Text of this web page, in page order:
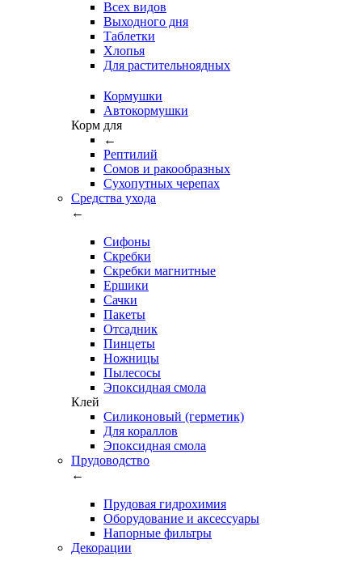
Всех видов
Выходного дня
Таблетки
Хлопья
Для растительноядных
Кормушки
Автокормушки
Корм для
←
Рептилий
Сомов и ракообразных
Сухопутных черепах
Средства ухода
←
Сифоны
Скребки
Скребки магнитные
Ершики
Сачки
Пакеты
Отсадник
Пинцеты
Ножницы
Пылесосы
Эпоксидная смола
Клей
Силиконовый (герметик)
Для кораллов
Эпоксидная смола
Прудоводство
←
Прудовая гидрохимия
Оборудование и аксессуары
Напорные фильтры
Декорации